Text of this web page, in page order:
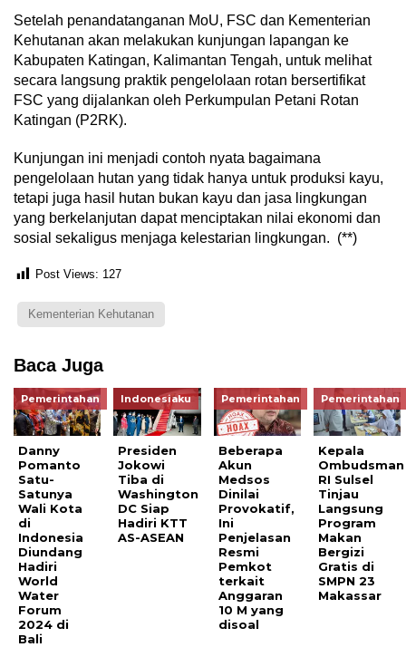
Setelah penandatanganan MoU, FSC dan Kementerian
Kehutanan akan melakukan kunjungan lapangan ke
Kabupaten Katingan, Kalimantan Tengah, untuk melihat
secara langsung praktik pengelolaan rotan bersertifikat
FSC yang dijalankan oleh Perkumpulan Petani Rotan
Katingan (P2RK).
Kunjungan ini menjadi contoh nyata bagaimana
pengelolaan hutan yang tidak hanya untuk produksi kayu,
tetapi juga hasil hutan bukan kayu dan jasa lingkungan
yang berkelanjutan dapat menciptakan nilai ekonomi dan
sosial sekaligus menjaga kelestarian lingkungan. (**)
Post Views: 127
Kementerian Kehutanan
Baca Juga
Pemerintahan
Danny
Pomanto
Satu-
Satunya
Wali Kota
di
Indonesia
Diundang
Hadiri
World
Water
Forum
2024 di
Bali
Indonesiaku
Presiden
Jokowi
Tiba di
Washington
DC Siap
Hadiri KTT
AS-ASEAN
Pemerintahan
Beberapa
Akun
Medsos
Dinilai
Provokatif,
Ini
Penjelasan
Resmi
Pemkot
terkait
Anggaran
10 M yang
disoal
Pemerintahan
Kepala
Ombudsman
RI Sulsel
Tinjau
Langsung
Program
Makan
Bergizi
Gratis di
SMPN 23
Makassar